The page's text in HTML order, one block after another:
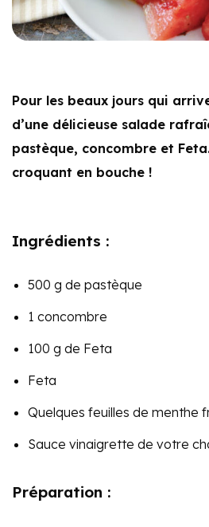
Pour les beaux jours qui
d’une délicieuse salade
pastèque, concombre et
croquant en bouche !
Ingrédients :
500 g de pastèque
1 concombre
100 g de Feta
Feta
Quelques feuilles de menthe
Sauce vinaigrette de votre
Préparation :